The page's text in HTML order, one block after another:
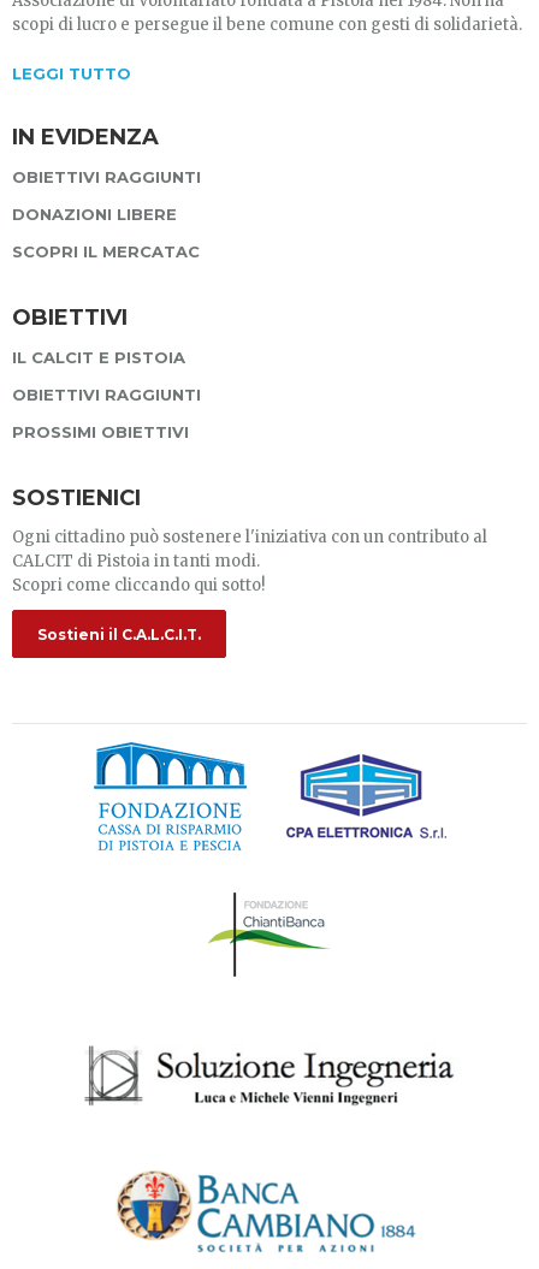
scopi di lucro e persegue il bene comune con gesti di solidarietà.
LEGGI TUTTO
IN EVIDENZA
OBIETTIVI RAGGIUNTI
DONAZIONI LIBERE
SCOPRI IL MERCATAC
OBIETTIVI
IL CALCIT E PISTOIA
OBIETTIVI RAGGIUNTI
PROSSIMI OBIETTIVI
SOSTIENICI
Ogni cittadino può sostenere l'iniziativa con un contributo al
CALCIT di Pistoia in tanti modi.
Scopri come cliccando qui sotto!
Sostieni il C.A.L.C.I.T.